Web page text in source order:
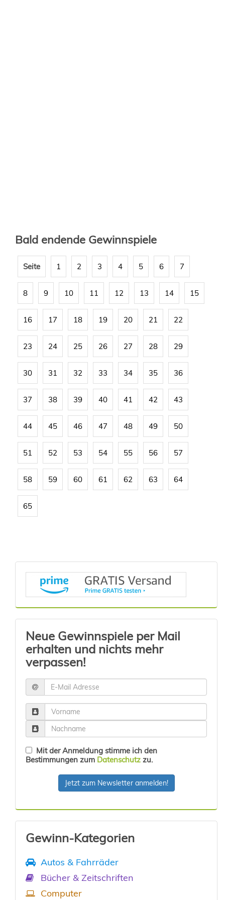
Bald endende Gewinnspiele
Seite 1 2 3 4 5 6 7
8 9 10 11 12 13 14 15
16 17 18 19 20 21 22
23 24 25 26 27 28 29
30 31 32 33 34 35 36
37 38 39 40 41 42 43
44 45 46 47 48 49 50
51 52 53 54 55 56 57
58 59 60 61 62 63 64
65
Neue Gewinnspiele per Mail
erhalten und nichts mehr
verpassen!
Mit der Anmeldung stimme ich den
Bestimmungen zum Datenschutz zu.
Jetzt zum Newsletter anmelden!
Gewinn-Kategorien
Autos & Fahrräder
Bücher & Zeitschriften
Computer